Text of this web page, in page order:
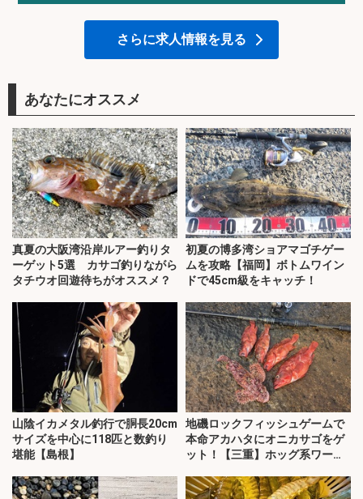
さらに求人情報を見る
あなたにオススメ
真夏の大阪湾沿岸ルアー釣りタ
ーゲット5選 カサゴ釣りながら
タチウオ回遊待ちがオススメ？
初夏の博多湾ショアマゴチゲー
ムを攻略【福岡】ボトムワイン
ドで45cm級をキャッチ！
山陰イカメタル釣行で胴長20cm
サイズを中心に118匹と数釣り
堪能【島根】
地磯ロックフィッシュゲームで
本命アカハタにオニカサゴをゲ
ット！【三重】ホッグ系ワーム